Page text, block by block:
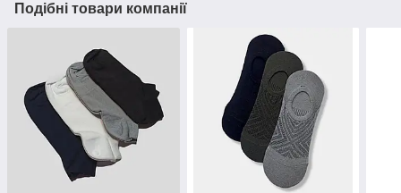
Подібні товари компанії